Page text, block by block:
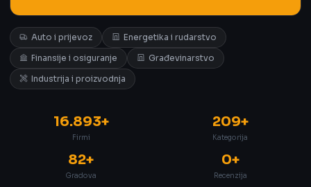
Auto i prijevoz
Energetika i rudarstvo
Finansije i osiguranje
Građevinarstvo
Industrija i proizvodnja
16.893+
Firmi
209+
Kategorija
82+
Gradova
0+
Recenzija